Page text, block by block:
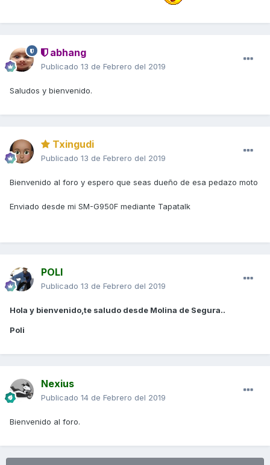
abhang
Publicado 13 de Febrero del 2019
Saludos y bienvenido.
Txingudi
Publicado 13 de Febrero del 2019
Bienvenido al foro y espero que seas dueño de esa pedazo moto
Enviado desde mi SM-G950F mediante Tapatalk
POLI
Publicado 13 de Febrero del 2019
Hola y bienvenido,te saludo desde Molina de Segura..
Poli
Nexius
Publicado 14 de Febrero del 2019
Bienvenido al foro.